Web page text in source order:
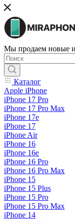
Мы продаем новые
Каталог
Apple iPhone
iPhone 17 Pro
iPhone 17 Pro Max
iPhone 17e
iPhone 17
iPhone Air
iPhone 16
iPhone 16e
iPhone 16 Pro
iPhone 16 Pro Max
iPhone 15
iPhone 15 Plus
iPhone 15 Pro
iPhone 15 Pro Max
iPhone 14